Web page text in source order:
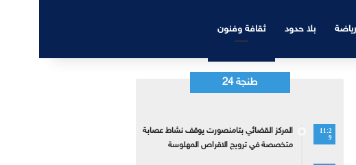
رياضة بلا حدود ثقافة وفنون
طنجة 24
11:2
9
المركز القضائي بتامنصورت يوقف نشاط عصابة
متخصصة في ترويج الاقراص المهلوسة